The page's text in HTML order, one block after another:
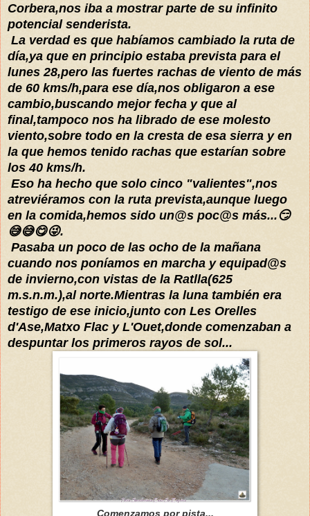
Corbera,nos iba a mostrar parte de su infinito
potencial senderista.
La verdad es que habíamos cambiado la ruta de
día,ya que en principio estaba prevista para el
lunes 28,pero las fuertes rachas de viento de más
de 60 kms/h,para ese día,nos obligaron a ese
cambio,buscando mejor fecha y que al
final,tampoco nos ha librado de ese molesto
viento,sobre todo en la cresta de esa sierra y en
la que hemos tenido rachas que estarían sobre
los 40 kms/h.
Eso ha hecho que solo cinco "valientes",nos
atreviéramos con la ruta prevista,aunque luego
en la comida,hemos sido un@s poc@s más...😏
😅😅😋😜.
Pasaba un poco de las ocho de la mañana
cuando nos poníamos en marcha y equipad@s
de invierno,con vistas de la Ratlla(625
m.s.n.m.),al norte.Mientras la luna también era
testigo de ese inicio,junto con Les Orelles
d'Ase,Matxo Flac y L'Ouet,donde comenzaban a
despuntar los primeros rayos de sol...
Comenzamos por pista...